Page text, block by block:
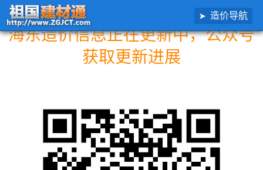
造价导航
海东造价信息正在更新中，公众号
获取更新进展